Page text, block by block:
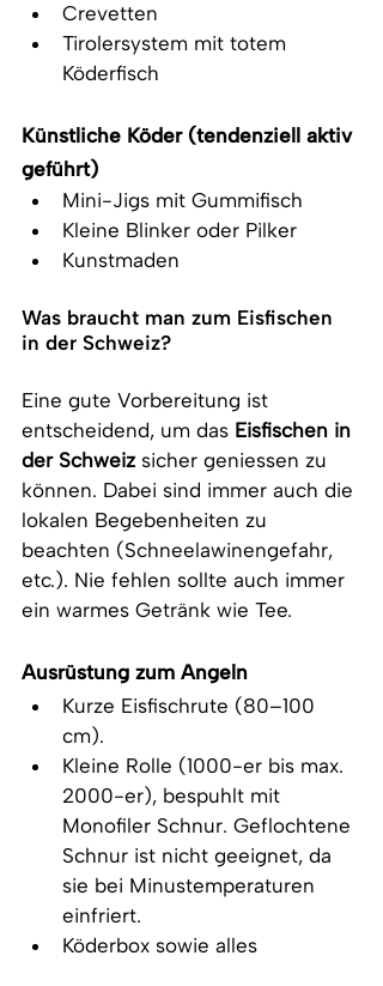
Crevetten
Tirolersystem mit totem
Köderfisch
Künstliche Köder (tendenziell aktiv
geführt)
Mini-Jigs mit Gummifisch
Kleine Blinker oder Pilker
Kunstmaden
Was braucht man zum Eisfischen
in der Schweiz?
Eine gute Vorbereitung ist
entscheidend, um das Eisfischen in
der Schweiz sicher geniessen zu
können. Dabei sind immer auch die
lokalen Begebenheiten zu
beachten (Schneelawinengefahr,
etc.). Nie fehlen sollte auch immer
ein warmes Getränk wie Tee.
Ausrüstung zum Angeln
Kurze Eisfischrute (80–100
cm).
Kleine Rolle (1000-er bis max.
2000-er), bespuhlt mit
Monofiler Schnur. Geflochtene
Schnur ist nicht geeignet, da
sie bei Minustemperaturen
einfriert.
Köderbox sowie alles